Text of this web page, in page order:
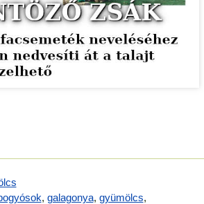
, galagonya, gyümölcs,